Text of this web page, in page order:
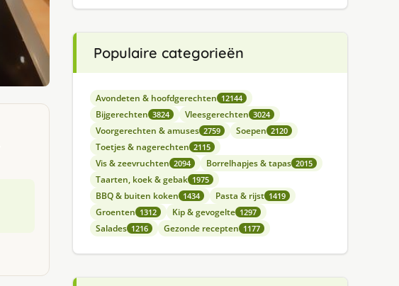
Populaire categorieën
Avondeten & hoofdgerechten 12144
Bijgerechten 3824 Vleesgerechten 3024
Voorgerechten & amuses 2759 Soepen 2120
Toetjes & nagerechten 2115
Vis & zeevruchten 2094 Borrelhapjes & tapas 2015
Taarten, koek & gebak 1975
BBQ & buiten koken 1434 Pasta & rijst 1419
Groenten 1312 Kip & gevogelte 1297
Salades 1216 Gezonde recepten 1177